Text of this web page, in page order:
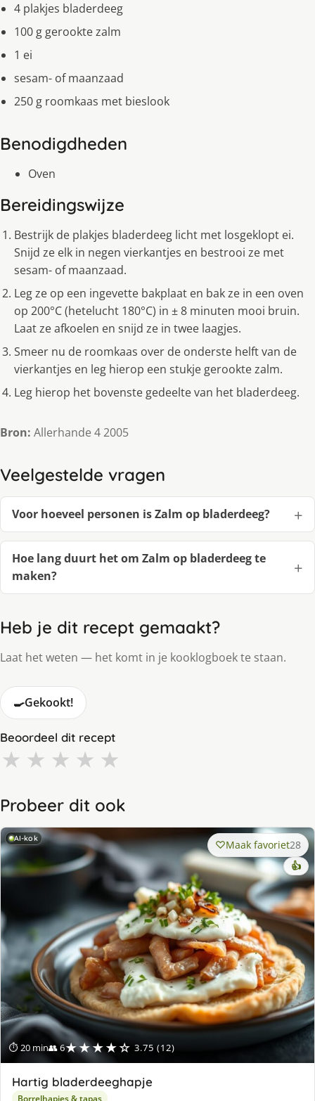
4 plakjes bladerdeeg
100 g gerookte zalm
1 ei
sesam- of maanzaad
250 g roomkaas met bieslook
Benodigdheden
Oven
Bereidingswijze
Bestrijk de plakjes bladerdeeg licht met losgeklopt ei.
Snijd ze elk in negen vierkantjes en bestrooi ze met
sesam- of maanzaad.
Leg ze op een ingevette bakplaat en bak ze in een oven
op 200°C (hetelucht 180°C) in ± 8 minuten mooi bruin.
Laat ze afkoelen en snijd ze in twee laagjes.
Smeer nu de roomkaas over de onderste helft van de
vierkantjes en leg hierop een stukje gerookte zalm.
Leg hierop het bovenste gedeelte van het bladerdeeg.
Bron: Allerhande 4 2005
Veelgestelde vragen
Voor hoeveel personen is Zalm op bladerdeeg?
Hoe lang duurt het om Zalm op bladerdeeg te
maken?
Heb je dit recept gemaakt?
Laat het weten — het komt in je kooklogboek te staan.
🍳Gekookt!
Beoordeel dit recept
★ ★ ★ ★ ★
Probeer dit ook
AI-kok
⏱ 20 min👥 6★★★★☆ 3.75 (12)
Maak favoriet28
👍
Hartig bladerdeeghapje
Borrelhapjes & tapas